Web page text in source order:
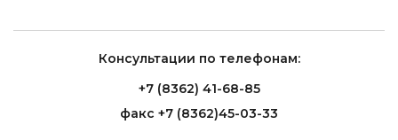
Консультации по телефонам:
+7 (8362) 41-68-85
факс +7 (8362)45-03-33